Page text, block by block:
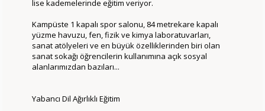
lise kademelerinde eğitim veriyor.
Kampüste 1 kapalı spor salonu, 84 metrekare kapalı
yüzme havuzu, fen, fizik ve kimya laboratuvarları,
sanat atölyeleri ve en büyük özelliklerinden biri olan
sanat sokağı öğrencilerin kullanımına açık sosyal
alanlarımızdan bazıları...
Yabancı Dil Ağırlıklı Eğitim